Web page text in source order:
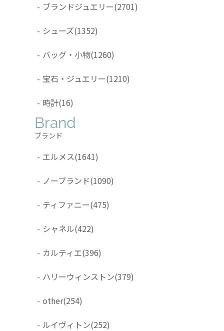
- ブランドジュエリー(2701)
- シューズ(1352)
- バッグ・小物(1260)
- 宝石・ジュエリー(1210)
- 時計(16)
Brand
ブランド
- エルメス(1641)
- ノーブランド(1090)
- ティファニー(475)
- シャネル(422)
- カルティエ(396)
- ハリーウィンストン(379)
- other(254)
- ルイヴィトン(252)